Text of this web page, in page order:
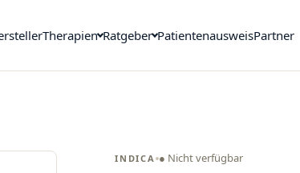
Therapien Ratgeber PatientenausweisPartner
INDICA ● Nicht verfügbar